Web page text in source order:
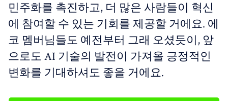
민주화를 촉진하고, 더 많은 사람들이 혁신
에 참여할 수 있는 기회를 제공할 거에요. 에
코 멤버님들도 예전부터 그래 오셨듯이, 앞
으로도 AI 기술의 발전이 가져올 긍정적인
변화를 기대하셔도 좋을 거에요.